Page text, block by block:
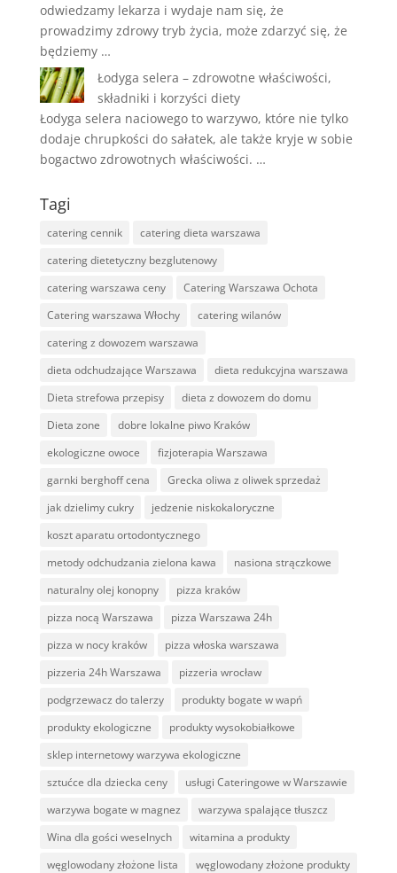
odwiedzamy lekarza i wydaje nam się, że
prowadzimy zdrowy tryb życia, może zdarzyć się, że
będziemy …
Łodyga selera – zdrowotne właściwości,
składniki i korzyści diety
Łodyga selera naciowego to warzywo, które nie tylko
dodaje chrupkości do sałatek, ale także kryje w sobie
bogactwo zdrowotnych właściwości. …
Tagi
catering cennik
catering dieta warszawa
catering dietetyczny bezglutenowy
catering warszawa ceny
Catering Warszawa Ochota
Catering warszawa Włochy
catering wilanów
catering z dowozem warszawa
dieta odchudzające Warszawa
dieta redukcyjna warszawa
Dieta strefowa przepisy
dieta z dowozem do domu
Dieta zone
dobre lokalne piwo Kraków
ekologiczne owoce
fizjoterapia Warszawa
garnki berghoff cena
Grecka oliwa z oliwek sprzedaż
jak dzielimy cukry
jedzenie niskokaloryczne
koszt aparatu ortodontycznego
metody odchudzania zielona kawa
nasiona strączkowe
naturalny olej konopny
pizza kraków
pizza nocą Warszawa
pizza Warszawa 24h
pizza w nocy kraków
pizza włoska warszawa
pizzeria 24h Warszawa
pizzeria wrocław
podgrzewacz do talerzy
produkty bogate w wapń
produkty ekologiczne
produkty wysokobiałkowe
sklep internetowy warzywa ekologiczne
sztućce dla dziecka ceny
usługi Cateringowe w Warszawie
warzywa bogate w magnez
warzywa spalające tłuszcz
Wina dla gości weselnych
witamina a produkty
węglowodany złożone lista
węglowodany złożone produkty